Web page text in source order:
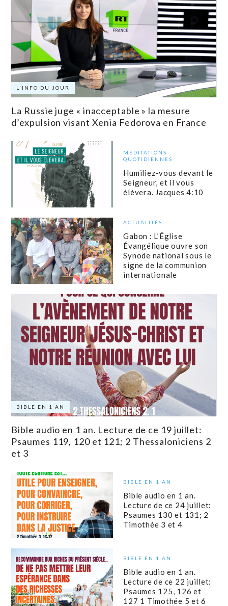
L'INFO DU JOUR
La Russie juge « inacceptable » la mesure
d’expulsion visant Xenia Fedorova en France
MÉDITATIONS
QUOTIDIENNES
Humiliez-vous devant le
Seigneur, et il vous
élèvera. Jacques 4:10
ACTUALITÉS
Gabon : L’Église
Évangélique ouvre son
Synode national sous le
signe de la communion
internationale
BIBLE EN 1 AN
Bible audio en 1 an. Lecture de ce 19 juillet:
Psaumes 119, 120 et 121; 2 Thessaloniciens 2
et 3
BIBLE EN 1 AN
Bible audio en 1 an.
Lecture de ce 24 juillet:
Psaumes 130 et 131; 2
Timothée 3 et 4
BIBLE EN 1 AN
Bible audio en 1 an.
Lecture de ce 22 juillet:
Psaumes 125, 126 et
127 1 Timothée 5 et 6